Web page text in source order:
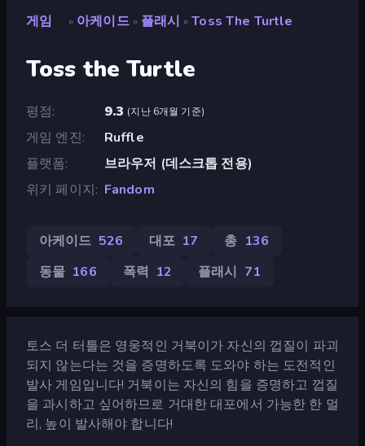
게임 » 아케이드 » 플래시 » Toss The Turtle
Toss the Turtle
평점 9.3 (지난 6개월 기준)
게임 엔진
Ruffle
플랫폼
브라우저 (데스크톱 전용)
위키 페이지
Fandom
아케이드 526 대포 17 총 136
동물 166 폭력 12 플래시 71
토스 더 터틀은 영웅적인 거북이가 자신의 껍질이 파괴
되지 않는다는 것을 증명하도록 도와야 하는 도전적인
발사 게임입니다! 거북이는 자신의 힘을 증명하고 껍질
을 과시하고 싶어하므로 거대한 대포에서 가능한 한 멀
리, 높이 발사해야 합니다!